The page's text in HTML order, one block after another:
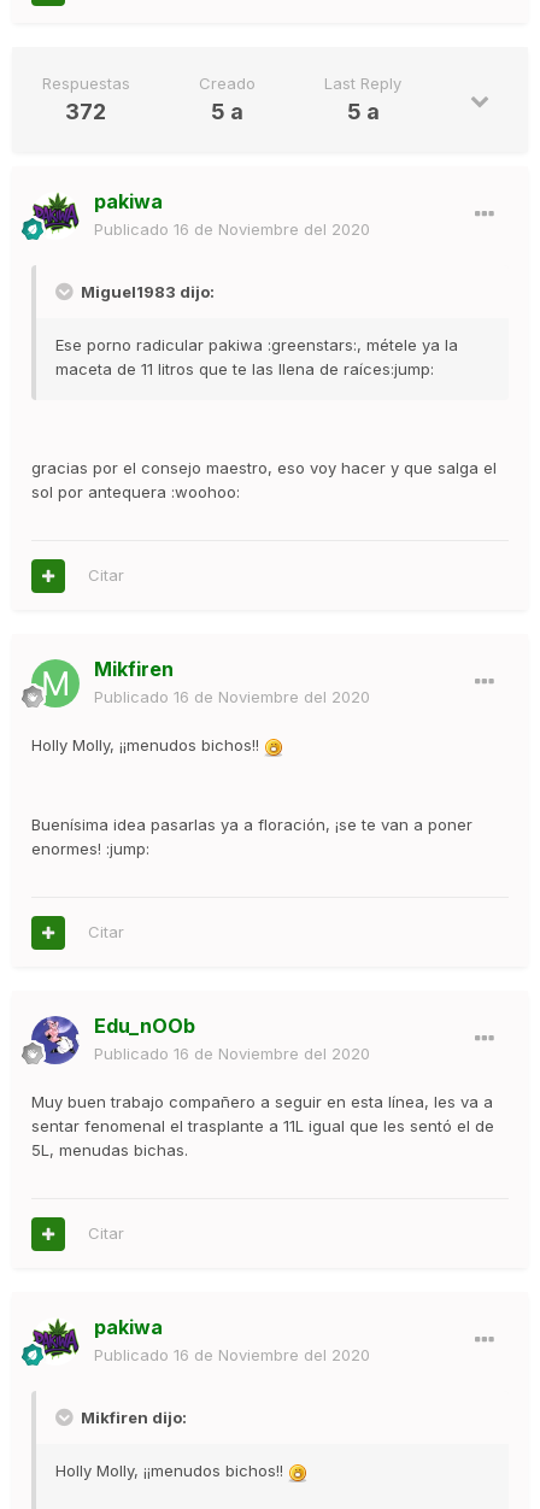
Respuestas
372
Creado
5 a
Last Reply
5 a
pakiwa
Publicado 16 de Noviembre del 2020
Miguel1983 dijo:
Ese porno radicular pakiwa :greenstars:, métele ya la
maceta de 11 litros que te las llena de raíces:jump:
gracias por el consejo maestro, eso voy hacer y que salga el
sol por antequera :woohoo:
Citar
Mikfiren
Publicado 16 de Noviembre del 2020
Holly Molly, ¡¡menudos bichos!!
Buenísima idea pasarlas ya a floración, ¡se te van a poner
enormes! :jump:
Citar
Edu_nOOb
Publicado 16 de Noviembre del 2020
Muy buen trabajo compañero a seguir en esta línea, les va a
sentar fenomenal el trasplante a 11L igual que les sentó el de
5L, menudas bichas.
Citar
pakiwa
Publicado 16 de Noviembre del 2020
Mikfiren dijo:
Holly Molly, ¡¡menudos bichos!!